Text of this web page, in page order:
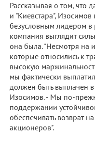
Рассказывая о том, что
и "Киевстара",
безусловным лидером в
компания выглядит
она была. "Несмотря на
которые относились к
высокую
мы фактически
должен быть выплачен в
Изосимов. - Мы по-
поддержании
обеспечивать возврат
акционеров".